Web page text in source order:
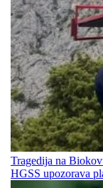
Tragedija na
HGSS upozorava